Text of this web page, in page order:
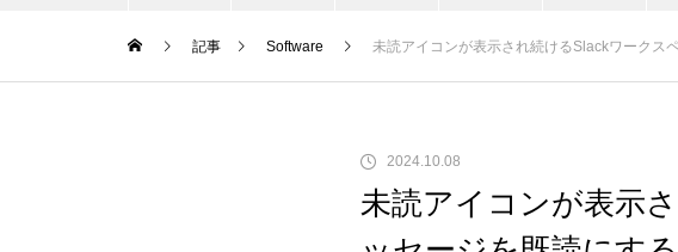
記事 Software 未読アイコンが表示され続けるSlackワークス
2024.10.08
未読アイコンが表示